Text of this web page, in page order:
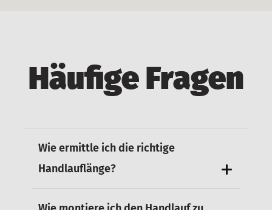
Häufige Fragen
Wie ermittle ich die richtige
Handlauflänge?